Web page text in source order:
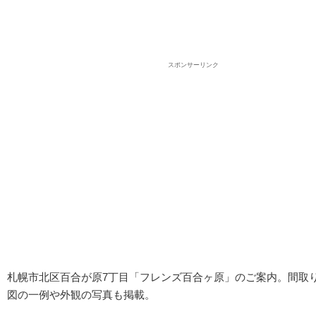
スポンサーリンク
札幌市北区百合が原7丁目「フレンズ百合ヶ原」のご案内。間取
図の一例や外観の写真も掲載。